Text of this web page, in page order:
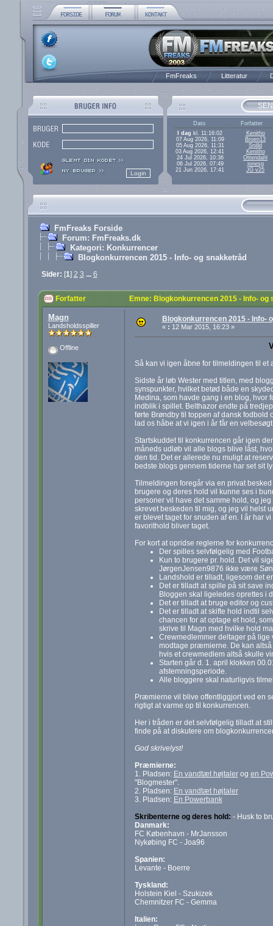
FmFreaks Litteratur
Dato
Forfatter
I dag kl. 11:16:02
Kenitho
07 Aug 2026, 11:09
Broen13
05 Aug 2026, 11:31
Snilld
03 Aug 2026, 12:41
Kenitho
24 Jul 2026, 10:36
Ottendahl
06 Jul 2026, 07:49
jonesg
21 Jun 2026, 17:41
JG v25
FmFreaks Forside
Forum: FmFreaks.dk
Kategori: Konkurrencer
Blogkonkurrencen 2015 - Info- og snakketråd
Sider: [1] 2 3 ... 6
Forfatter Emne: Blogkonkurrencen 2015 - Info-
Magn
Landsholdsspiller
Offline
Blogkonkurrencen 2015 - Info-
« : 12 Mar 2015, 16:23 »
Så kan vi igen åbne for tilmeldingen til et
Sidste år løb Wester med titlen, med
synspunkter, hvilket betød både en
Medina, som havde gang i en blog, hvor
indblik i spillet. Belthazor endte på
førte Brøndby til toppen af dansk fodbold
lad os håbe at vi igen i år får en
Startskuddet til konkurrencen går igen
måneds udløb vil alle blogs blive låst,
den tid. Det er allerede nu muligt at
bedste blogs gennem tiderne har set sit
Tilmeldingen foregår via en privat
brugere og deres hold vil kunne ses i
personer vil have det samme hold, og
skrevet beskeden til mig, og jeg vil helst
er blevet taget for snuden af en. I år har
favorithold bliver taget.
For kort at opridse reglerne for
Der spilles selvfølgelig med
Kun to brugere pr. hold. Det vil
JørgenJensen9876 ikke være
Landshold er tilladt, ligesom det
Det er tilladt at spille på sit save
Bloggen skal ligeledes oprettes i
Det er tilladt at bruge editor og
Det er tilladt at skifte hold indtil
chancen for at optage et hold,
skrive til Magn med hvilke hold
Crewmedlemmer deltager på lige
modtage præmierne. De kan
hvis et crewmedlem altså skulle
Starten går d. 1. april klokken
afstemningsperiode.
Alle bloggere skal naturligvis
Præmierne vil blive offentliggjort ved en
rigtigt at varme op til konkurrencen.
Her i tråden er det selvfølgelig tilladt at
finde på at diskutere om
God skrivelyst!
Præmierne:
1. Pladsen: En vandtæt højtalerog en
"Blogmester".
2. Pladsen: En vandtæt højtaler
3. Pladsen: En Powerbank
Skribenterne og deres hold: - Husk to
Danmark:
FC København - MrJansson
Nykøbing FC - Joa96
Spanien:
Levante - Boerre
Tyskland:
Holstein Kiel - Szukizek
Chemnitzer FC - Gemma
Italien: